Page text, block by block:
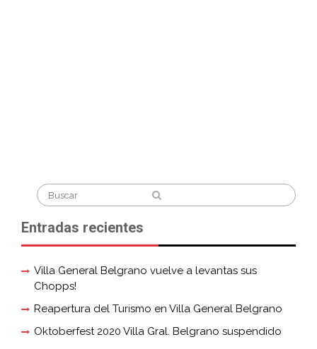
Search
Entradas recientes
Villa General Belgrano vuelve a levantas sus
Chopps!
Reapertura del Turismo en Villa General Belgrano
Oktoberfest 2020 Villa Gral. Belgrano suspendido